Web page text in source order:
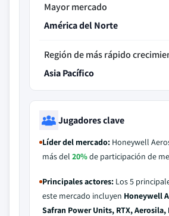
Mayor mercado
América del Norte
Región de más rápido
Asia Pacífico
Jugadores clave
Líder del mercado: Honeywell
más del 20%de participación de
Principales actores: Los 5
este mercado incluyen Honeywell
Safran Power Units, RTX,